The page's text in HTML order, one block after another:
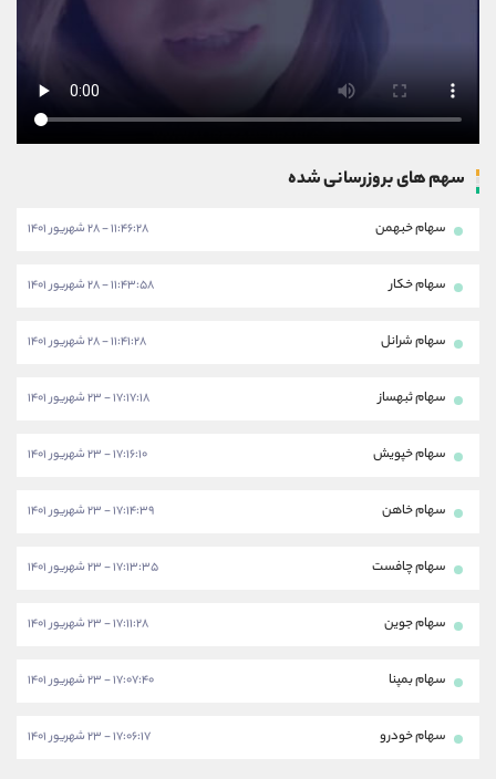
سهم های بروزرسانی شده
سهام خبهمن ۱۱:۴۶:۲۸ - ۲۸ شهریور ۱۴۰۱
سهام خکار ۱۱:۴۳:۵۸ - ۲۸ شهریور ۱۴۰۱
سهام شرانل ۱۱:۴۱:۲۸ - ۲۸ شهریور ۱۴۰۱
سهام ثبهساز ۱۷:۱۷:۱۸ - ۲۳ شهریور ۱۴۰۱
سهام خپویش ۱۷:۱۶:۱۰ - ۲۳ شهریور ۱۴۰۱
سهام خاهن ۱۷:۱۴:۳۹ - ۲۳ شهریور ۱۴۰۱
سهام چافست ۱۷:۱۳:۳۵ - ۲۳ شهریور ۱۴۰۱
سهام جوین ۱۷:۱۱:۲۸ - ۲۳ شهریور ۱۴۰۱
سهام بمپنا ۱۷:۰۷:۴۰ - ۲۳ شهریور ۱۴۰۱
سهام خودرو ۱۷:۰۶:۱۷ - ۲۳ شهریور ۱۴۰۱